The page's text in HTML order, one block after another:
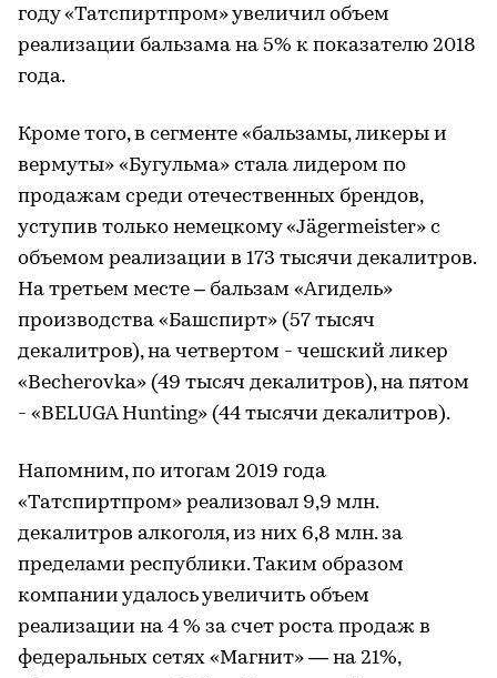
году «Татспиртпром» увеличил объем
реализации бальзама на 5% к показателю 2018
года.
Кроме того, в сегменте «бальзамы, ликеры и
вермуты» «Бугульма» стала лидером по
продажам среди отечественных брендов,
уступив только немецкому «Jägermeister» с
объемом реализации в 173 тысячи декалитров.
На третьем месте – бальзам «Агидель»
производства «Башспирт» (57 тысяч
декалитров), на четвертом - чешский ликер
«Becherovka» (49 тысяч декалитров), на пятом
- «BELUGA Hunting» (44 тысячи декалитров).
Напомним, по итогам 2019 года
«Татспиртпром» реализовал 9,9 млн.
декалитров алкоголя, из них 6,8 млн. за
пределами республики. Таким образом
компании удалось увеличить объем
реализации на 4 % за счет роста продаж в
федеральных сетях «Магнит» — на 21%,